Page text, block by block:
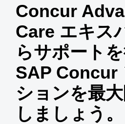
United
Canada
Canada
México
Brasil
United
France
Italia
ASIA
Australia
India
日本（日
Concur
Care エキス
らサポートを
SAP Concur
ションを最
しましょう。